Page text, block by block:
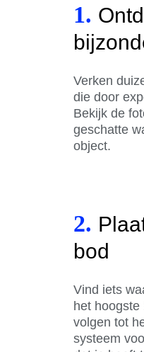
1.
Verken
die door
Bekijk de
geschatte
object.
2.
bod
Vind iets
het hoogste
volgen tot
systeem